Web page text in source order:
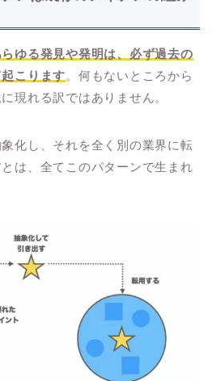
らゆる発見や発明は、必ず過去の
こります。何もないところから
現れる訳ではありません。
化し、それを全く別の業界に転
は、全てこのパターンで生まれ